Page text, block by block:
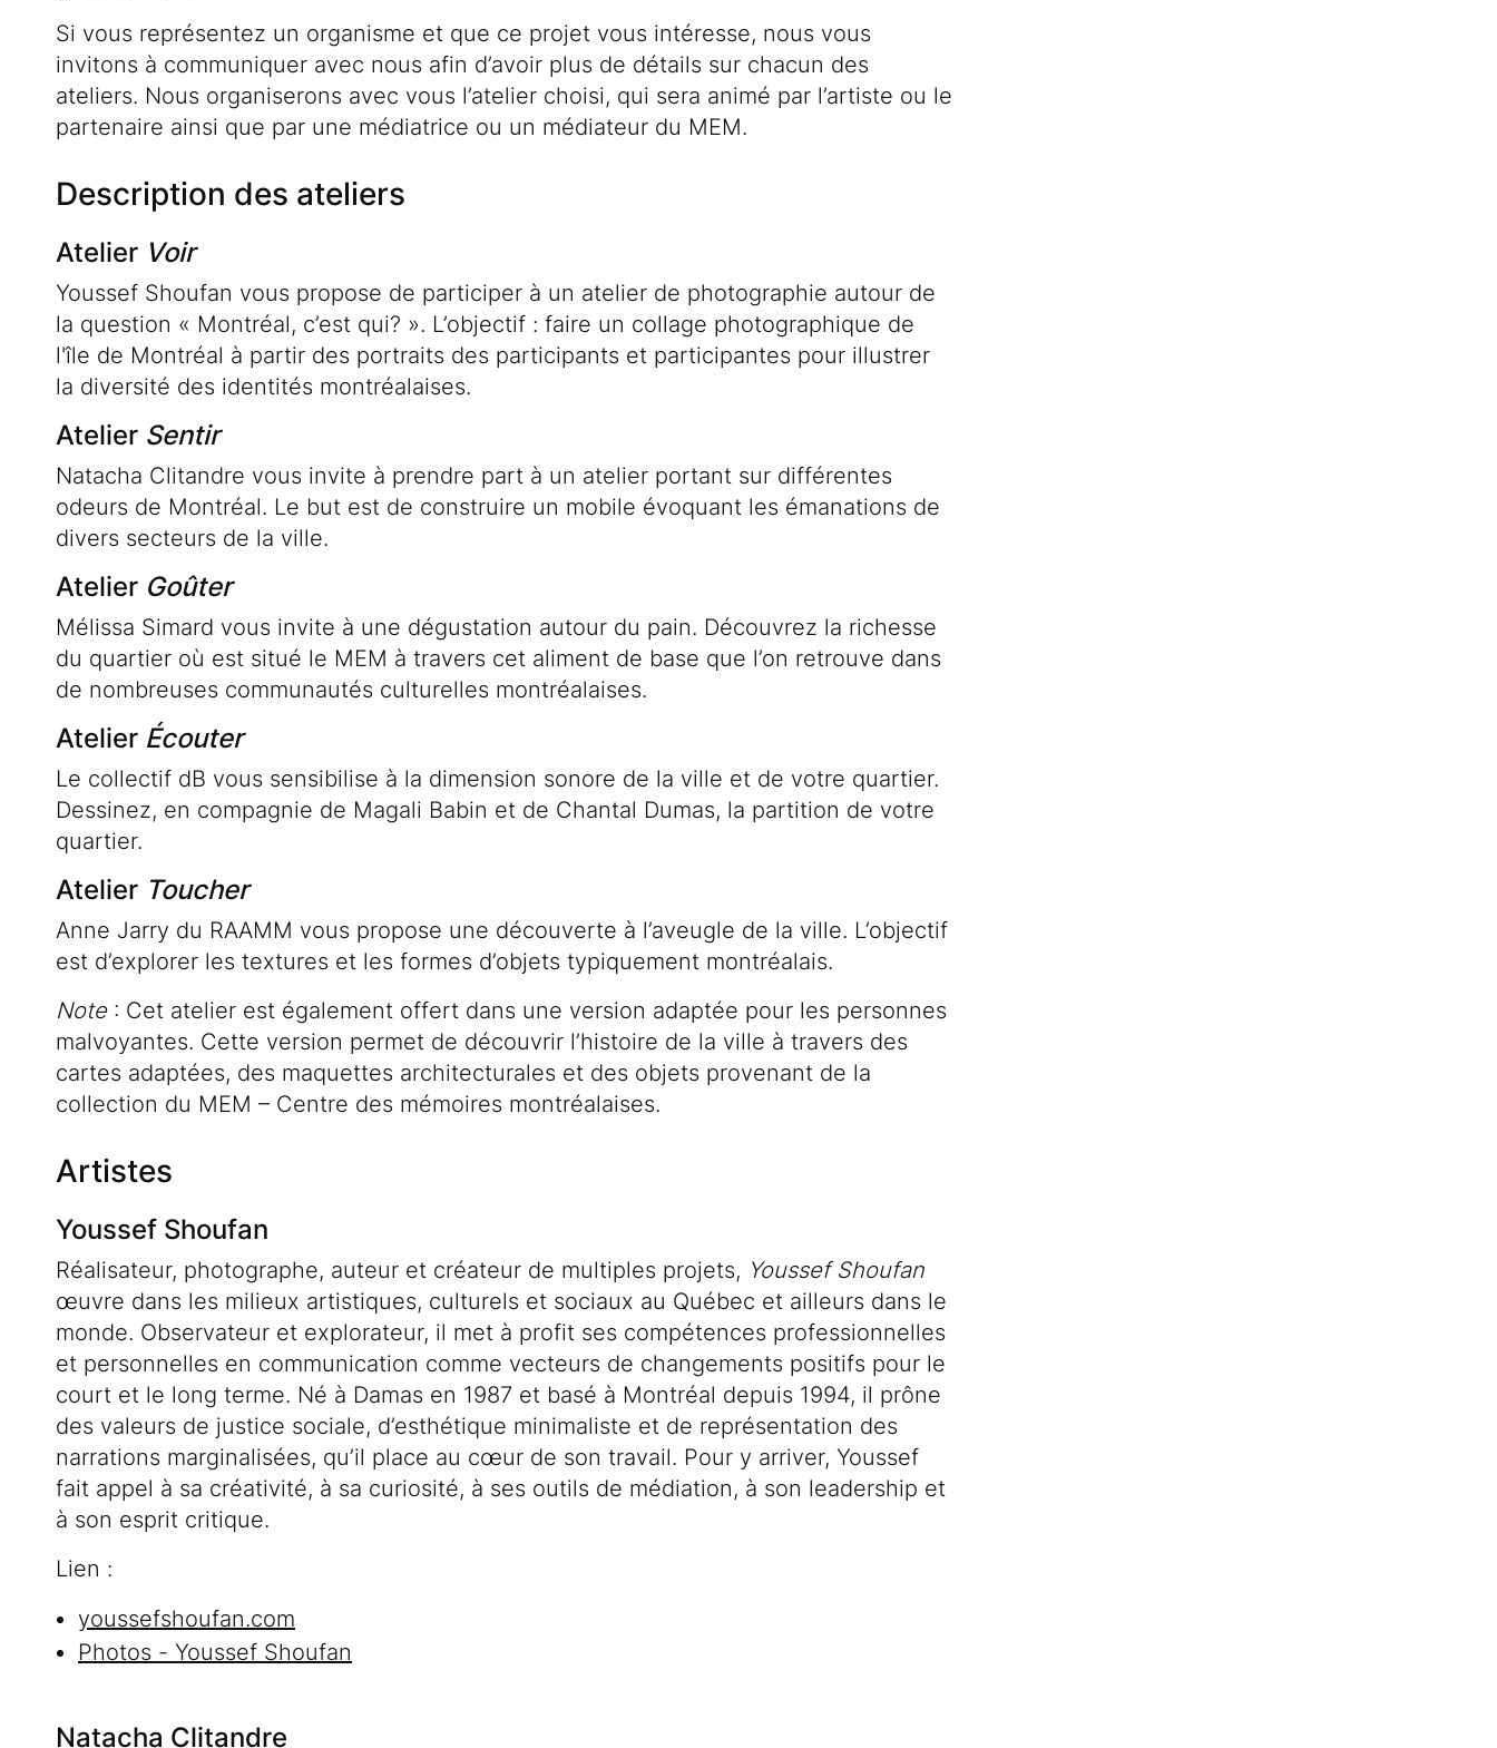
Si vous représentez un organisme et que ce projet vous intéresse, nous vous
invitons à communiquer avec nous afin d’avoir plus de détails sur chacun des
ateliers. Nous organiserons avec vous l’atelier choisi, qui sera animé par l’artiste ou le
partenaire ainsi que par une médiatrice ou un médiateur du MEM.
Description des ateliers
Atelier Voir
Youssef Shoufan vous propose de participer à un atelier de photographie autour de
la question « Montréal, c’est qui? ». L’objectif : faire un collage photographique de
l'île de Montréal à partir des portraits des participants et participantes pour illustrer
la diversité des identités montréalaises.
Atelier Sentir
Natacha Clitandre vous invite à prendre part à un atelier portant sur différentes
odeurs de Montréal. Le but est de construire un mobile évoquant les émanations de
divers secteurs de la ville.
Atelier Goûter
Mélissa Simard vous invite à une dégustation autour du pain. Découvrez la richesse
du quartier où est situé le MEM à travers cet aliment de base que l’on retrouve dans
de nombreuses communautés culturelles montréalaises.
Atelier Écouter
Le collectif dB vous sensibilise à la dimension sonore de la ville et de votre quartier.
Dessinez, en compagnie de Magali Babin et de Chantal Dumas, la partition de votre
quartier.
Atelier Toucher
Anne Jarry du RAAMM vous propose une découverte à l’aveugle de la ville. L’objectif
est d’explorer les textures et les formes d’objets typiquement montréalais.
Note: Cet atelier est également offert dans une version adaptée pour les personnes
malvoyantes. Cette version permet de découvrir l’histoire de la ville à travers des
cartes adaptées, des maquettes architecturales et des objets provenant de la
collection du MEM – Centre des mémoires montréalaises.
Artistes
Youssef Shoufan
Réalisateur, photographe, auteur et créateur de multiples projets, Youssef Shoufan
œuvre dans les milieux artistiques, culturels et sociaux au Québec et ailleurs dans le
monde. Observateur et explorateur, il met à profit ses compétences professionnelles
et personnelles en communication comme vecteurs de changements positifs pour le
court et le long terme. Né à Damas en 1987 et basé à Montréal depuis 1994, il prône
des valeurs de justice sociale, d’esthétique minimaliste et de représentation des
narrations marginalisées, qu’il place au cœur de son travail. Pour y arriver, Youssef
fait appel à sa créativité, à sa curiosité, à ses outils de médiation, à son leadership et
à son esprit critique.
Lien :
youssefshoufan.com
Photos - Youssef Shoufan
Natacha Clitandre